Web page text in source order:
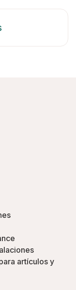
artículos y